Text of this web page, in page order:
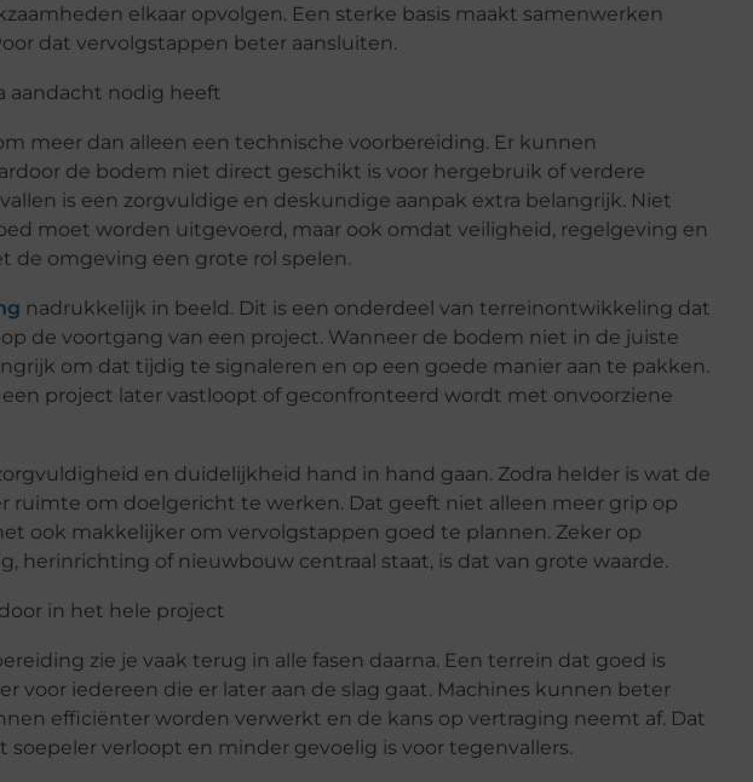
elkaar opvolgen. Een sterke basis maakt samenwerken
dat vervolgstappen beter aansluiten.
aandacht nodig heeft
meer dan alleen een technische voorbereiding. Er kunnen
de bodem niet direct geschikt is voor hergebruik of verdere
is een zorgvuldige en deskundige aanpak extra belangrijk. Niet
moet worden uitgevoerd, maar ook omdat veiligheid, regelgeving en
de omgeving een grote rol spelen.
nadrukkelijk in beeld. Dit is een onderdeel van terreinontwikkeling dat
de voortgang van een project. Wanneer de bodem niet in de juiste
om dat tijdig te signaleren en op een goede manier aan te pakken.
project later vastloopt of geconfronteerd wordt met onvoorziene
en duidelijkheid hand in hand gaan. Zodra helder is wat de
ruimte om doelgericht te werken. Dat geeft niet alleen meer grip op
ook makkelijker om vervolgstappen goed te plannen. Zeker op
herinrichting of nieuwbouw centraal staat, is dat van grote waarde.
in het hele project
zie je vaak terug in alle fasen daarna. Een terrein dat goed is
voor iedereen die er later aan de slag gaat. Machines kunnen beter
efficiënter worden verwerkt en de kans op vertraging neemt af. Dat
soepeler verloopt en minder gevoelig is voor tegenvallers.